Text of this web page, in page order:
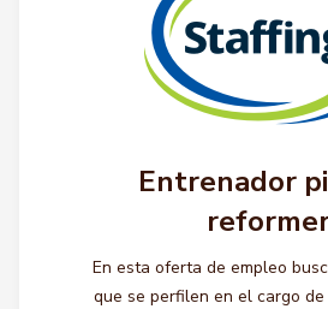
Entrenador
En esta oferta de empleo
que se perfilen en el cargo de